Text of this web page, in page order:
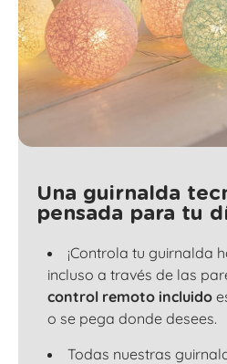
Una guirnalda
pensada para tu
¡Controla tu guirnalda
incluso a través de las
control remoto incluido
o se pega donde desees.
Todas nuestras